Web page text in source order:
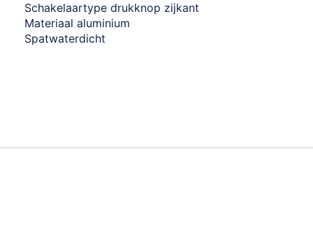
Schakelaartype drukknop zijkant
Materiaal aluminium
Spatwaterdicht